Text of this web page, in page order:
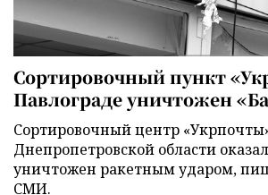
Сортировочный пункт
Павлограде уничтожен
Сортировочный центр
Днепропетровской области
уничтожен ракетным ударом,
СМИ.